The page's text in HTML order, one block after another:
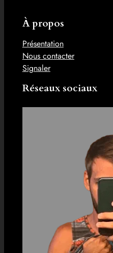
À propos
Présentation
Nous contacter
Signaler
Réseaux sociaux